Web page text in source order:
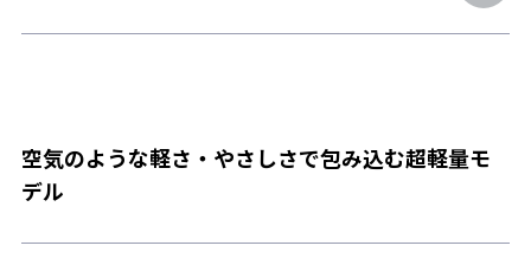
空気のような軽さ・やさしさで包み込む超軽量モ
デル